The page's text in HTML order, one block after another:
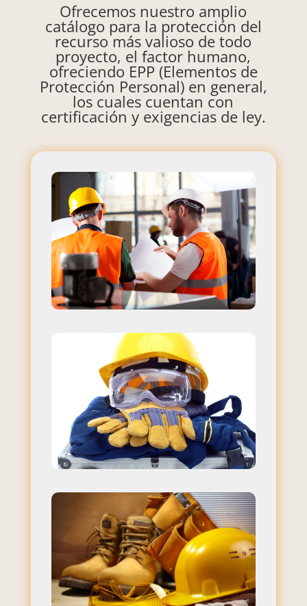
Ofrecemos nuestro amplio
catálogo para la protección del
recurso más valioso de todo
proyecto, el factor humano,
ofreciendo EPP (Elementos de
Protección Personal) en general,
los cuales cuentan con
certificación y exigencias de ley.